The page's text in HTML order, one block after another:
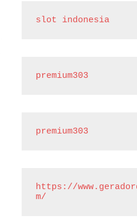
slot indonesia
premium303
premium303
https://
m/